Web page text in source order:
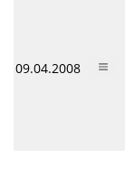
09.04.2008